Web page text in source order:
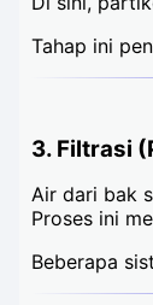
Tahap ini
3. Filtrasi
Air dari bak
Proses ini
Beberapa